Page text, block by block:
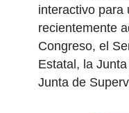
interactivo para
recientemente
Congreso, el
Estatal, la
Junta de